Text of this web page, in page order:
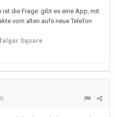
ist die Frage: gibt es eine App, mit
vom alten aufs neue Telefon
Square